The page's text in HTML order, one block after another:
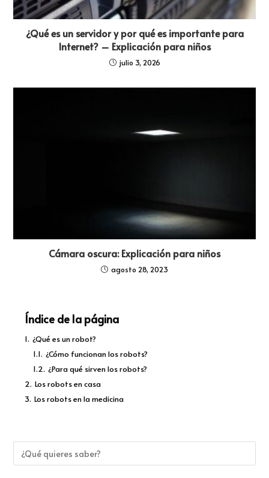
¿Qué es un servidor y por qué es importante para
Internet? – Explicación para niños
julio 3, 2026
Cámara oscura: Explicación para niños
agosto 28, 2023
Índice de la página
1. ¿Qué es un robot?
1.1. ¿Cómo funcionan los robots?
1.2. ¿Para qué sirven los robots?
2. Los robots en casa
3. Los robots en la medicina